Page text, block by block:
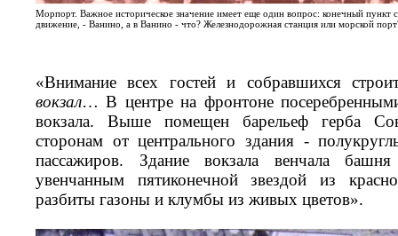
Морпорт. Важное историческое значение имеет еще один вопрос: конечный пункт
движение, - Ванино, а в Ванино - что? Железнодорожная станция или морской
«Внимание всех гостей и собравшихся
вокзал… В центре на фронтоне
вокзала. Выше помещен барельеф герба
сторонам от центрального здания -
пассажиров. Здание вокзала венчала
увенчанным пятиконечной звездой из
разбиты газоны и клумбы из живых цветов».